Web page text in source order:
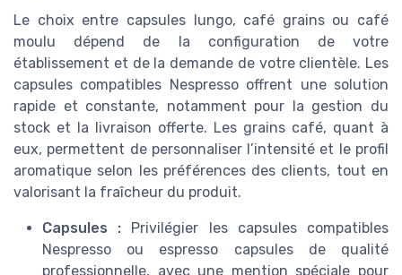
Le choix entre capsules lungo, café grains ou café
moulu dépend de la configuration de votre
établissement et de la demande de votre clientèle. Les
capsules compatibles Nespresso offrent une solution
rapide et constante, notamment pour la gestion du
stock et la livraison offerte. Les grains café, quant à
eux, permettent de personnaliser l’intensité et le profil
aromatique selon les préférences des clients, tout en
valorisant la fraîcheur du produit.
Capsules : Privilégier les capsules compatibles
Nespresso ou espresso capsules de qualité
professionnelle, avec une mention spéciale pour